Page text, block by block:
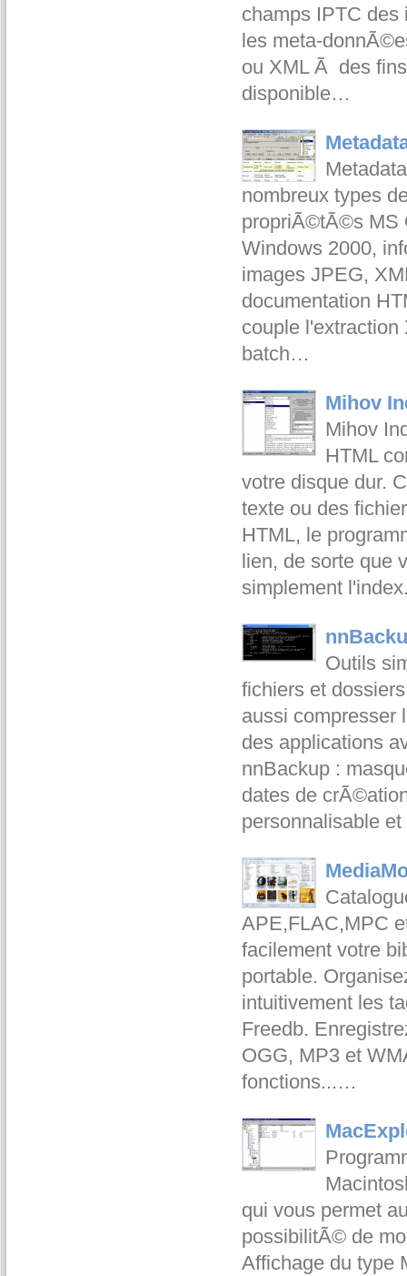
champs IPTC des
les meta-
ou XML Ã des
disponible…
nombreux types
propriÃ©tÃ©s MS
Windows 2000,
images JPEG,
documentation
couple l'extraction
batch…
Mihov
Mihov
HTML
votre disque dur.
texte ou des
HTML, le
lien, de sorte que
simplement
Outils
fichiers et
aussi compresser
des applications
nnBackup :
dates de
personnalisable
APE,FLAC,MPC
facilement votre
portable.
intuitivement les
Freedb.
OGG, MP3 et
fonctions...…
qui vous permet
possibilitÃ© de
Affichage du type